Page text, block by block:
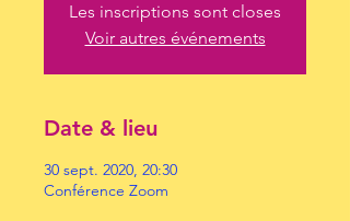
Les inscriptions sont closes
Voir autres événements
Date & lieu
30 sept. 2020, 20:30
Conférence Zoom